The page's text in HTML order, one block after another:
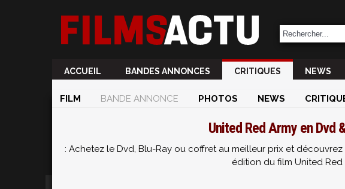
ACCUEIL BANDES ANNONCES CRITIQUES NEWS
FILM BANDE ANNONCE PHOTOS NEWS
United Red Army en Dvd
: Achetez le Dvd, Blu-Ray ou coffret au meilleur prix et
édition du film United Red